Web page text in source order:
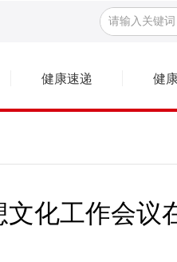
健康速递 健
化工作会议